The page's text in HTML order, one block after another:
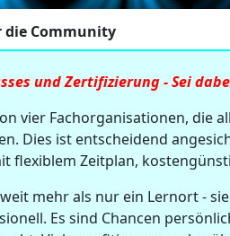
die Community
und Zertifizierung - Sei
vier Fachorganisationen, die
Dies ist entscheidend
Zeitplan,
mehr als nur ein Lernort -
Es sind Chancen